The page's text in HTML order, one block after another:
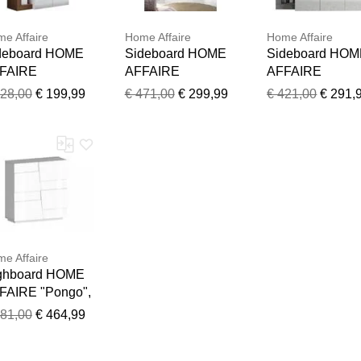
Affaire
HOME
weiß
€ 199,99
Home Affaire
Sideboard HOME
AFFAIRE
"Hamburg", grau
€ 471,00 € 299,99
Home Affaire
Sideboard
AFFAIRE
"Hamburg", grau
€ 421,00 €
Affaire
HOME
"Pongo",
(weiß€ 464,99